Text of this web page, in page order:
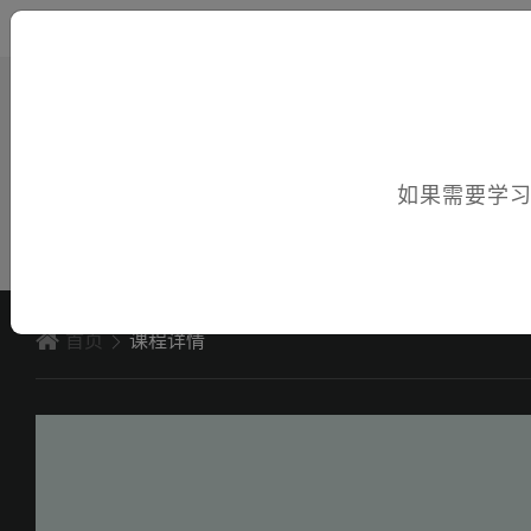
首页 课程详情
如果需要学